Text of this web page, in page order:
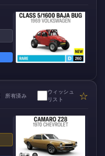
所有済み
ウィッシュ
リスト
☆